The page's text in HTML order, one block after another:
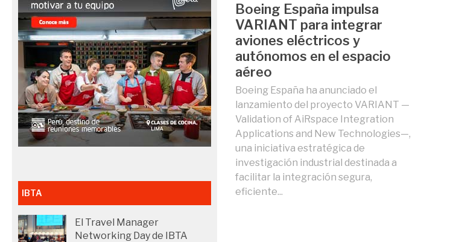
Boeing España impulsa
VARIANT para integrar
aviones eléctricos y
autónomos en el espacio
aéreo
Boeing España ha anunciado el
lanzamiento del proyecto VARIANT —
Validation of AiRspace Integration
Applications and New Technologies—,
una iniciativa estratégica de
investigación industrial destinada a
facilitar la integración segura,
eficiente...
IBTA
El Travel Manager
Networking Day de IBTA